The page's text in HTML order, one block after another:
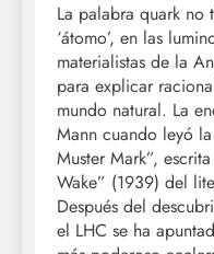
La palabra quark
‘átomo’, en las
materialistas de la
para explicar
mundo natural. La
Mann cuando leyó
Muster Mark”,
Wake” (1939) del
Después del
el LHC se ha